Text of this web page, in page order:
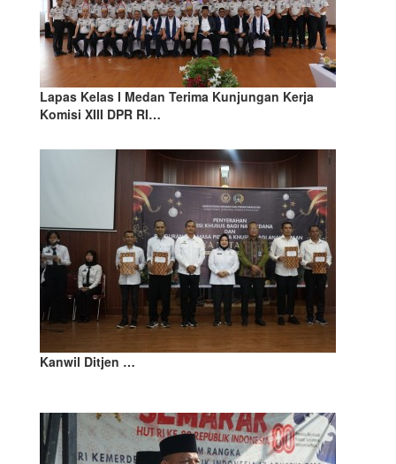
Lapas Kelas I Medan Terima Kunjungan Kerja
Komisi XIII DPR RI…
Kanwil Ditjen …